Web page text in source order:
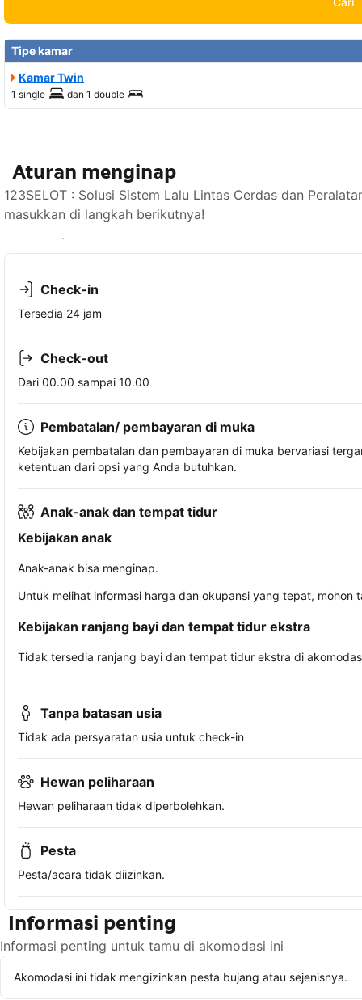
Tipe kamar
Kamar Twin
1 single dan 1 double
Aturan menginap
123SELOT : Solusi Sistem Lalu Lintas Cerdas dan
masukkan di langkah berikutnya!
Lihat ketersediaan
Check-in
Tersedia 24 jam
Check-out
Dari 00.00 sampai 10.00
Pembatalan/ pembayaran di muka
Kebijakan pembatalan dan pembayaran di muka bervariasi
ketentuan dari opsi yang Anda butuhkan.
Anak-anak dan tempat tidur
Kebijakan anak
Anak-anak bisa menginap.
Untuk melihat informasi harga dan okupansi yang tepat,
Kebijakan ranjang bayi dan tempat tidur ekstra
Tidak tersedia ranjang bayi dan tempat tidur ekstra di
Tanpa batasan usia
Tidak ada persyaratan usia untuk check-in
Hewan peliharaan
Hewan peliharaan tidak diperbolehkan.
Pesta
Pesta/acara tidak diizinkan.
Informasi penting
Informasi penting untuk tamu di akomodasi ini
Akomodasi ini tidak mengizinkan pesta bujang atau sejenisnya.